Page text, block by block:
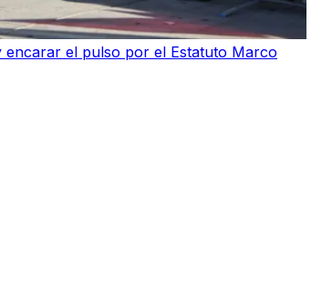
encarar el pulso por el Estatuto Marco